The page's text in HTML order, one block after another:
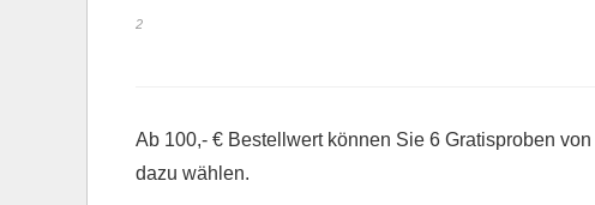
2
Ab 100,- € Bestellwert können Sie 6 Gratisproben
dazu wählen.